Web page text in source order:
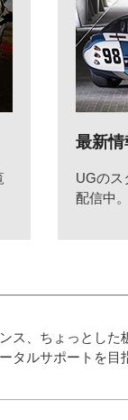
最新情
UGのス
配信中
ス、ちょっとした
タルサポートを目